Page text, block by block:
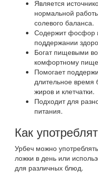
Является
нормальной
солевого баланса.
Содержит фосфор
поддержании
Богат пищевыми
комфортному
Помогает
длительное время
жиров и клетчатки.
Подходит для
питания.
Как
Урбеч можно
ложки в день или
для различных блюд.